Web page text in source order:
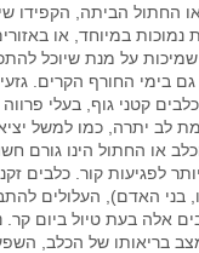
החתול הביתה, הקפידו
במיוחד, או
על מנת שיוכל
בימי החורף הקרים.
קטני גוף, בעלי
לב יתרה, כמו למשל
או החתול הינו גורם
לפגיעות קור. כלבים
בני האדם), העלולים
אלה בעת טיול ביום קר.
בריאותו של הכלב,